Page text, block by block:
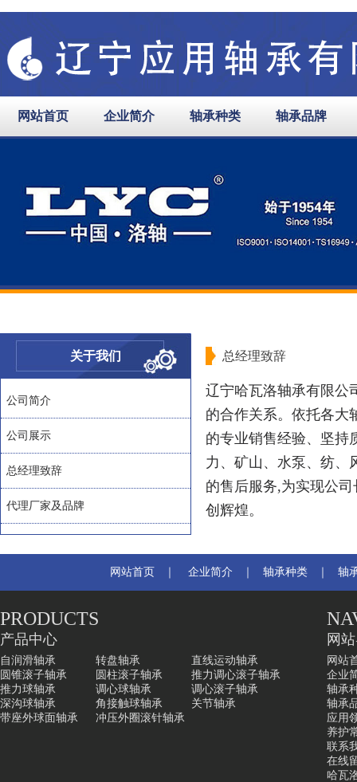
网站首页 企业简介 轴承种类 轴承品牌
关于我们
公司简介
公司展示
总经理致辞
代理厂家及品牌
总经理致辞
辽宁哈瓦洛轴承有限公
的合作关系。依托各大
的专业销售经验、坚持
力、矿山、水泵、纺、
的售后服务,为实现公
创辉煌。
网站首页 企业简介 轴承种类 轴
PRODUCTS
产品中心
自润滑轴承 转盘轴承
直线运动轴承
圆锥滚子轴承
圆柱滚子轴承
推力调心滚子轴承
推力球轴承
调心球轴承
调心滚子轴承
深沟球轴承
角接触球轴承
关节轴承
带座外球面轴承
冲压外圈滚针轴承
网
网站
企业
轴承
轴承
应用
养护
联系
在线
哈瓦